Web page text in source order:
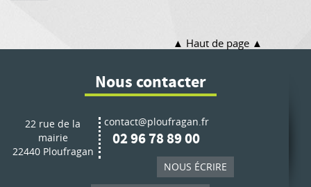
Haut de page
Nous contacter
22 rue de la
mairie
22440 Ploufragan
contact@ploufragan.fr
02 96 78 89 00
NOUS ÉCRIRE